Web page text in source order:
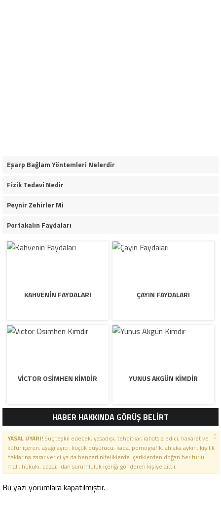
Eşarp Bağlam Yöntemleri Nelerdir
Fizik Tedavi Nedir
Peynir Zehirler Mi
Portakalın Faydaları
KAHVENIN FAYDALARI ÇAYIN FAYDALARI
VICTOR OSIMHEN KIMDIR YUNUS AKGÜN KIMDIR
HABER HAKKINDA GÖRÜŞ BELİRT
YASAL UYARI!Suç teşkil edecek, yasadışı, tehditkar, rahatsız edici, hakaret ve
küfür içeren, aşağılayıcı, küçük düşürücü, kaba, pornografik, ahlaka aykırı, kişilik
haklarına zarar verici ya da benzeri niteliklerde içeriklerden doğan her türlü
mali, hukuki, cezai, idari sorumluluk içeriği gönderen kişiye aittir.
Bu yazı yorumlara kapatılmıştır.